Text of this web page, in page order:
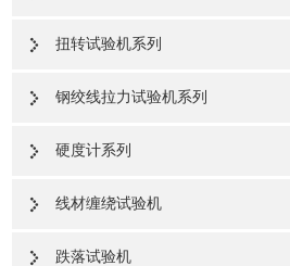
扭转试验机系列
钢绞线拉力试验机系列
硬度计系列
线材缠绕试验机
跌落试验机